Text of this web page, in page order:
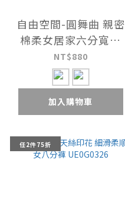
自由空間-圓舞曲 親密
棉柔女居家六分寬褲
UE0G2321
NT$880
加入購物車
任2件75折